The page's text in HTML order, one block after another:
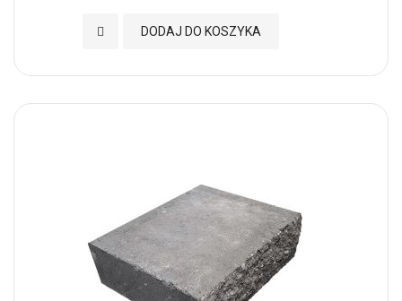
DODAJ DO KOSZYKA
Dodaj do Ulubionych